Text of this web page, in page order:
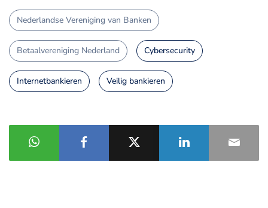
Nederlandse Vereniging van Banken
Betaalvereniging Nederland Cybersecurity
Internetbankieren Veilig bankieren